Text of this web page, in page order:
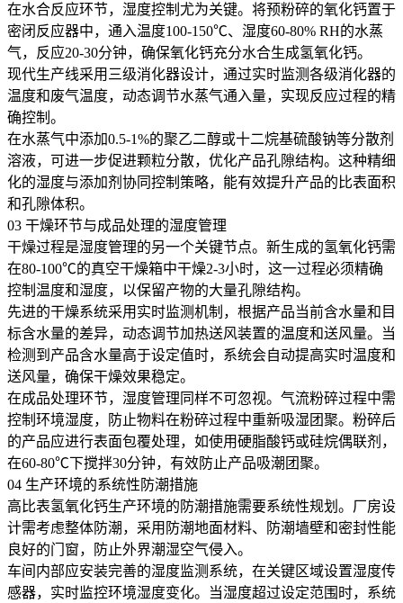
在水合反应环节，湿度控制尤为关键。将预粉碎的氧化钙置于
密闭反应器中，通入温度100-150℃、湿度60-80% RH的水蒸
气，反应20-30分钟，确保氧化钙充分水合生成氢氧化钙。
现代生产线采用三级消化器设计，通过实时监测各级消化器的
温度和废气温度，动态调节水蒸气通入量，实现反应过程的精
确控制。
在水蒸气中添加0.5-1%的聚乙二醇或十二烷基硫酸钠等分散剂
溶液，可进一步促进颗粒分散，优化产品孔隙结构。这种精细
化的湿度与添加剂协同控制策略，能有效提升产品的比表面积
和孔隙体积。
03 干燥环节与成品处理的湿度管理
干燥过程是湿度管理的另一个关键节点。新生成的氢氧化钙需
在80-100℃的真空干燥箱中干燥2-3小时，这一过程必须精确
控制温度和湿度，以保留产物的大量孔隙结构。
先进的干燥系统采用实时监测机制，根据产品当前含水量和目
标含水量的差异，动态调节加热送风装置的温度和送风量。当
检测到产品含水量高于设定值时，系统会自动提高实时温度和
送风量，确保干燥效果稳定。
在成品处理环节，湿度管理同样不可忽视。气流粉碎过程中需
控制环境湿度，防止物料在粉碎过程中重新吸湿团聚。粉碎后
的产品应进行表面包覆处理，如使用硬脂酸钙或硅烷偶联剂，
在60-80℃下搅拌30分钟，有效防止产品吸潮团聚。
04 生产环境的系统性防潮措施
高比表氢氧化钙生产环境的防潮措施需要系统性规划。厂房设
计需考虑整体防潮，采用防潮地面材料、防潮墙壁和密封性能
良好的门窗，防止外界潮湿空气侵入。
车间内部应安装完善的湿度监测系统，在关键区域设置湿度传
感器，实时监控环境湿度变化。当湿度超过设定范围时，系统